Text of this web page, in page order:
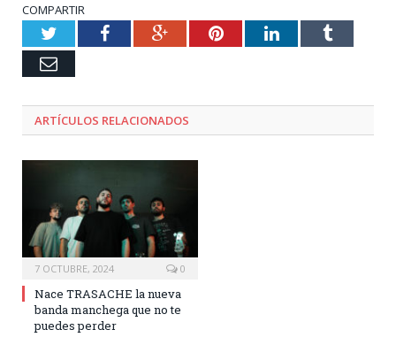
COMPARTIR
TwitterFacebookGoogle+PinterestLinkedInTumblr
Email
ARTÍCULOS RELACIONADOS
7 OCTUBRE, 2024 0
Nace TRASACHE la nueva
banda manchega que no te
puedes perder